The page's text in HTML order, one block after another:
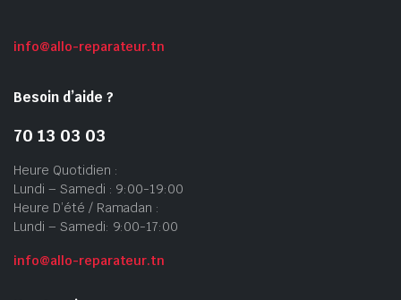
info@allo-reparateur.tn
Besoin d’aide ?
70 13 03 03
Heure Quotidien :
Lundi – Samedi : 9:00-19:00
Heure D’été / Ramadan :
Lundi – Samedi: 9:00-17:00
info@allo-reparateur.tn